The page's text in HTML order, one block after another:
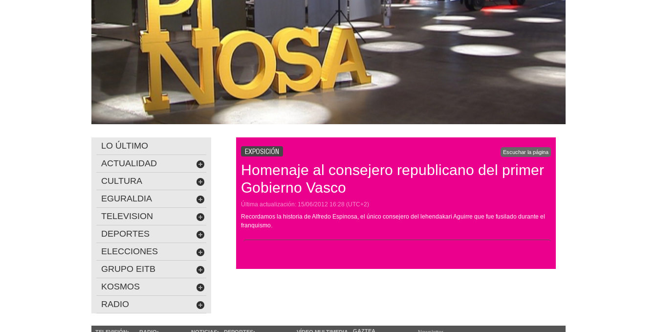
EXPOSICIÓN Escuchar la página
Homenaje al consejero republicano del primer
Gobierno Vasco
Última actualización: 15/06/2012 16:28 (UTC+2)
Recordamos la historia de Alfredo Espinosa, el único consejero del lehendakari Aguirre que fue fusilado durante el
franquismo.
LO ÚLTIMO
ACTUALIDAD
CULTURA
EGURALDIA
TELEVISION
DEPORTES
ELECCIONES
GRUPO EITB
KOSMOS
RADIO